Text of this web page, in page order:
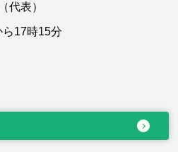
代表）
17時15分